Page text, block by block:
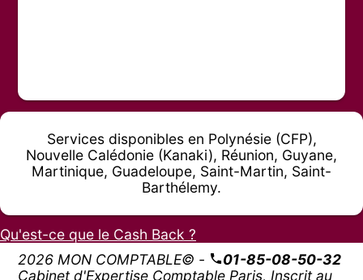
Services disponibles en Polynésie (CFP),
Nouvelle Calédonie (Kanaki), Réunion, Guyane,
Martinique, Guadeloupe, Saint-Martin, Saint-
Barthélemy.
Qu'est-ce que le Cash Back ?
2026 MON COMPTABLE© -
01-85-08-50-32
Cabinet d'Expertise Comptable Paris, Inscrit au